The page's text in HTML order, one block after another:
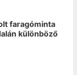
faragóminta
különböző